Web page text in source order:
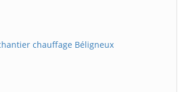
chauffage Béligneux